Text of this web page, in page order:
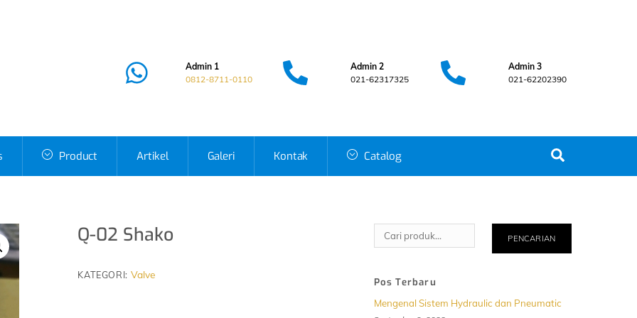
Product Artikel Galeri Kontak Catalog
Admin 1
0812-8711-0110
Admin 2
021-62317325
Admin 3
021-62202390
Q-02 Shako
KATEGORI: Valve
Cari
PENCARIAN
Pos Terbaru
Mengenal Sistem Hydraulic dan Pneumatic